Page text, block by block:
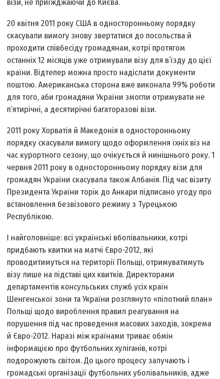
візи, не приїжджаючи до Києва.
20 квітня 2011 року США в односторонньому порядку
скасували вимогу знову звертатися до посольства й
проходити співбесіду громадянам, котрі протягом
останніх 12 місяців уже отримували візу для в’їзду до цієї
країни. Відтепер можна просто надіслати документи
поштою. Американська сторона вже виконала 99% роботи
для того, аби громадяни України змогли отримувати не
п’ятирічні, а десятирічні багаторазові візи.
2011 року Хорватія й Македонія в односторонньому
порядку скасували вимогу щодо оформлення їхніх віз на
час курортного сезону, що очікується й нинішнього року. 1
червня 2011 року в односторонньому порядку візи для
громадян України скасувала також Албанія. Під час візиту
Президента України торік до Анкари підписано угоду про
встановлення безвізового режиму з Турецькою
Республікою.
І найголовніше: всі українські вболівальники, котрі
придбають квитки на матчі Євро-2012, які
проводитимуться на території Польщі, отримуватимуть
візу лише на підставі цих квитків. Директорами
департаментів консульських служб усіх країн
Шенгенської зони та України розглянуто «пілотний план»
Польщі щодо вироблення правил реагування на
порушення під час проведення масових заходів, зокрема
й Євро-2012. Наразі між країнами триває обмін
інформацією про футбольних хуліганів, котрі
подорожують світом. До цього процесу залучають і
громадські організації футбольних уболівальників, адже